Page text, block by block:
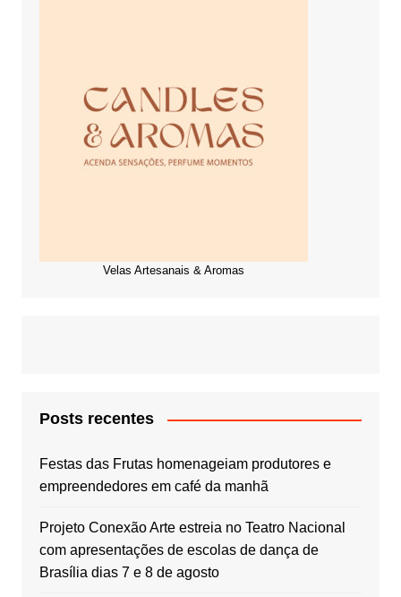
Velas Artesanais & Aromas
Posts recentes
Festas das Frutas homenageiam produtores e
empreendedores em café da manhã
Projeto Conexão Arte estreia no Teatro Nacional
com apresentações de escolas de dança de
Brasília dias 7 e 8 de agosto